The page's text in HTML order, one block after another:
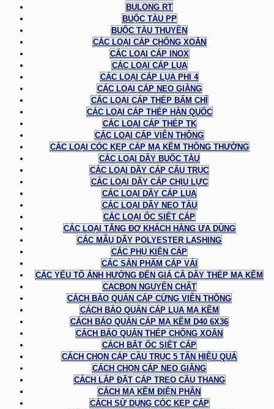
BULONG RT
BUỘC TÀU PP
BUỘC TÀU THUYỀN
CÁC LOẠI CÁP CHỐNG XOẮN
CÁC LOẠI CÁP INOX
CÁC LOẠI CÁP LỤA
CÁC LOẠI CÁP LỤA PHI 4
CÁC LOẠI CÁP NEO GIẰNG
CÁC LOẠI CÁP THÉP BẤM CHÌ
CÁC LOẠI CÁP THÉP HÀN QUỐC
CÁC LOẠI CÁP THÉP TK
CÁC LOẠI CÁP VIỄN THÔNG
CÁC LOẠI CÓC KẸP CÁP MẠ KẼM THÔNG THƯỜNG
CÁC LOẠI DÂY BUỘC TÀU
CÁC LOẠI DÂY CÁP CẨU TRỤC
CÁC LOẠI DÂY CÁP CHỊU LỰC
CÁC LOẠI DÂY CÁP LỤA
CÁC LOẠI DÂY NEO TÀU
CÁC LOẠI ỐC SIẾT CÁP
CÁC LOẠI TĂNG ĐƠ KHÁCH HÀNG ƯA DÙNG
CÁC MẪU DÂY POLYESTER LASHING
CÁC PHỤ KIỆN CÁP
CÁC SẢN PHẨM CÁP VẢI
CÁC YẾU TỐ ẢNH HƯỞNG ĐẾN GIÁ CẢ DÂY THÉP MẠ KẼM
CACBON NGUYÊN CHẤT
CÁCH BẢO QUẢN CÁP CỨNG VIỄN THÔNG
CÁCH BẢO QUẢN CÁP LỤA MẠ KẼM
CÁCH BẢO QUẢN CÁP MẠ KẼM D40 6X36
CÁCH BẢO QUẢN THÉP CHỐNG XOẮN
CÁCH BẮT ỐC SIẾT CÁP
CÁCH CHỌN CÁP CẦU TRỤC 5 TẤN HIỆU QUẢ
CÁCH CHỌN CÁP NEO GIẰNG
CÁCH LẮP ĐẶT CÁP TREO CẦU THANG
CÁCH MẠ KẼM ĐIỆN PHÂN
CÁCH SỬ DỤNG CÓC KẸP CÁP